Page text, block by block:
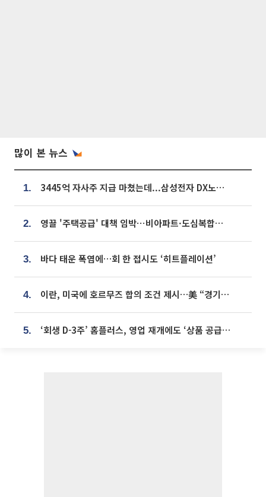
많이 본 뉴스
1. 3445억 자사주 지급 마쳤는데...삼성전자 DX노조, 뒤늦은 '떼쓰기 집회'
2. 영끌 '주택공급' 대책 임박⋯비아파트·도심복합까지 총동원
3. 바다 태운 폭염에…회 한 접시도 ‘히트플레이션’
4. 이란, 미국에 호르무즈 합의 조건 제시…美 “경기 아직 안 끝나” [종합]
5. ‘회생 D-3주’ 홈플러스, 영업 재개에도 ‘상품 공급망’ 복구가 생존 관건